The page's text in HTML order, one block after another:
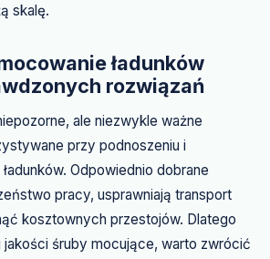
skalę.
ładunków
rozwiązań
ale niezwykle ważne
przy podnoszeniu i
Odpowiednio dobrane
pracy, usprawniają transport
kosztownych przestojów. Dlatego
śruby mocujące, warto zwrócić